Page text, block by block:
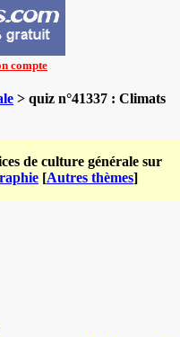
compte
> quiz n°41337 : Climats
de culture générale sur
[Autres thèmes]